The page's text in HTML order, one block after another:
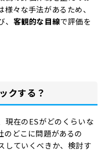
々な手法があるため、
客観的な目線で評価を
クする？
現在のESがどのくらいな
のどこに問題があるの
していくべきか、検討す